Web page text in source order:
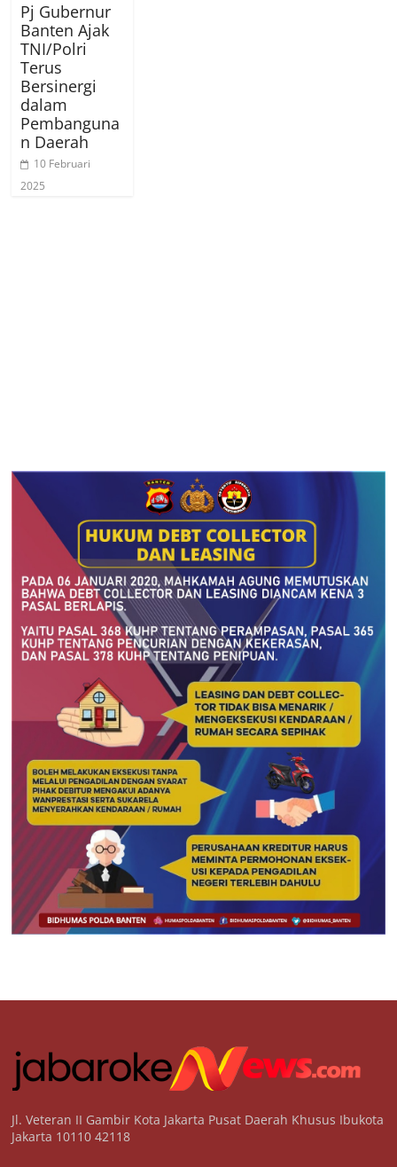
Pj Gubernur
Banten Ajak
TNI/Polri
Terus
Bersinergi
dalam
Pembanguna
n Daerah
10 Februari
2025
Jl. Veteran II Gambir Kota Jakarta Pusat Daerah Khusus Ibukota
Jakarta 10110 42118